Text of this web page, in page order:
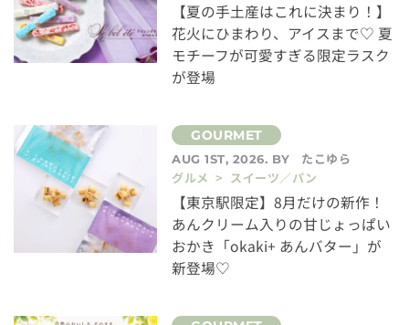
【夏の手土産はこれに決まり！】
花火にひまわり、アイスまで♡ 夏
モチーフが可愛すぎる限定ラスク
が登場
AUG 1ST, 2026. BY
たこゆら
グルメ > スイーツ／パン
【東京駅限定】8月だけの新作！
あんクリーム入りの甘じょっぱい
おかき「okaki+ あんバター」が
新登場♡